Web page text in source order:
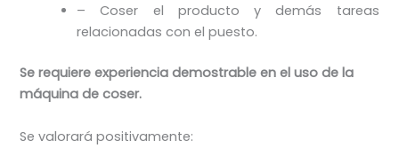
– Coser el producto y demás tareas
relacionadas con el puesto.
Se requiere experiencia demostrable en el uso de la
máquina de coser.
Se valorará positivamente: